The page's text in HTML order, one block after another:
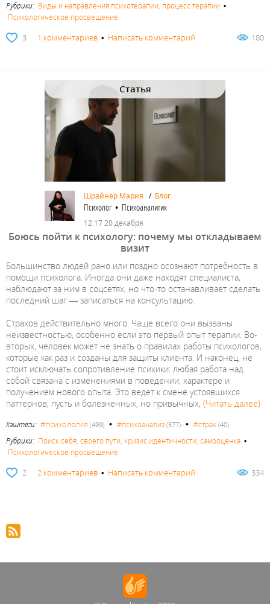
Рубрики: Виды и направления психотерапии, процесс терапии •
Психологическое просвещение
3 1 комментариев • Написать комментарий 180
Статья
Шрайнер Мария / Блог
Психолог • Психоаналитик
12:17 20 декабря
Боюсь пойти к психологу: почему мы откладываем
визит
Большинство людей рано или поздно осознают потребность в
помощи психолога. Иногда они даже находят специалиста,
наблюдают за ним в соцсетях, но что-то останавливает сделать
последний шаг — записаться на консультацию.
Страхов действительно много. Чаще всего они вызваны
неизвестностью, особенно если это первый опыт терапии. Во-
вторых, человек может не знать о правилах работы психологов,
которые как раз и созданы для защиты клиента. И наконец, не
стоит исключать сопротивление психики: любая работа над
собой связана с изменениями в поведении, характере и
получением нового опыта. Это ведет к смене устоявшихся
паттернов, пусть и болезненных, но привычных, (Читать далее)
Хэштеги: #психология (499) • #психоанализ (377) • #страх (40)
Рубрики: Поиск себя, своего пути, кризис идентичности, самооценка •
Психологическое просвещение
2 2 комментариев • Написать комментарий 334